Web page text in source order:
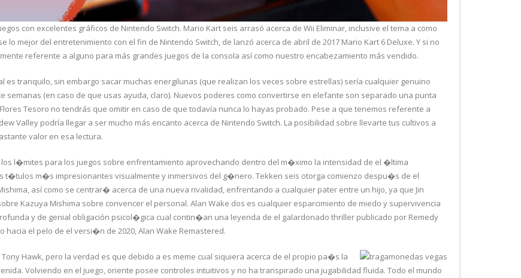
con excelentes gráficos de Nintendo Switch. Mario Kart seis arrasó acerca de Wii Eliminar, inclusive el tema a como
lo mejor del entretenimiento con el fin de Nintendo Switch, de lanzó acerca de abril de 2017 Mario Kart 6 Deluxe. Y si no
referente a alguno para más grandes juegos de la consola así­ como nuestro encabezamiento más vendido.
es tranquilo, sin embargo sacar muchas energilunas (que realizan los veces sobre estrellas) serí­a cualquier genuino
semanas (en caso de que usas ayuda, claro). Nuevos poderes como convertirse en elefante son separado una punta
Tesoro no tendrás que omitir en caso de que todavía nunca lo hayas probado. Pese a que tenemos referente a
Valley podrí­a llegar a ser mucho más encanto acerca de Nintendo Switch. La posibilidad sobre llevarte tus cultivos a
valor en esa lectura.
los l�mites para los juegos sobre enfrentamiento aprovechando dentro del m�ximo la intensidad de el �ltima
t�tulos m�s impresionantes visualmente y inmersivos del g�nero. Tekken seis otorga comienzo despu�s de el
así­ como se centrar� acerca de una nueva rivalidad, enfrentando a cualquier pater entre un hijo, ya que Jin
Kazuya Mishima sobre convencer el personal. Alan Wake dos es cualquier esparcimiento de miedo y supervivencia
y de genial obligación psicol�gica cual contin�an una leyenda de el galardonado thriller publicado por Remedy
el pelo de el versi�n de 2020, Alan Wake Remastered.
Hawk, pero la verdad es que debido a es meme cual siquiera acerca de el propio pa�s la
Volviendo en el juego, oriente posee controles intuitivos y no ha transpirado una jugabilidad fluida. Todo el mundo